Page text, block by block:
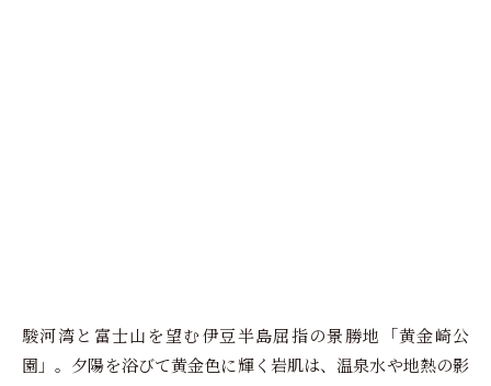
駿河湾と富士山を望む伊豆半島屈指の景勝地「黄金崎公
園」。夕陽を浴びて黄金色に輝く岩肌は、温泉水や地熱の影